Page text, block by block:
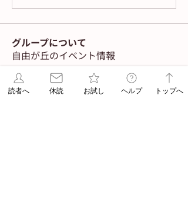
グループについて
自由が丘のイベント情報
メンバー
読者へ 休読 お試し ヘルプ トップへ